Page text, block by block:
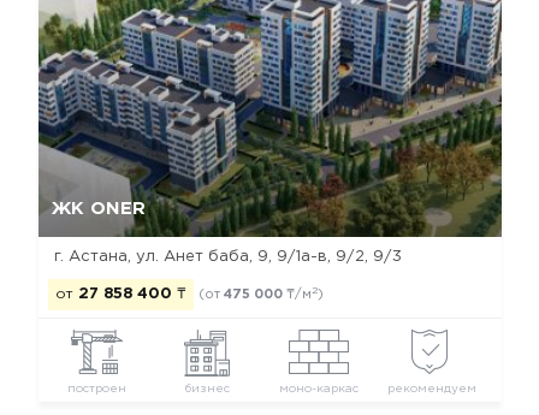
ЖК ONER
г. Астана, ул. Анет баба, 9, 9/1а-в, 9/2, 9/3
от 27 858 400 ₸ (от 475 000 ₸/м 2)
построен бизнес моно-каркас рекомендуем
Да, удалить Отмена